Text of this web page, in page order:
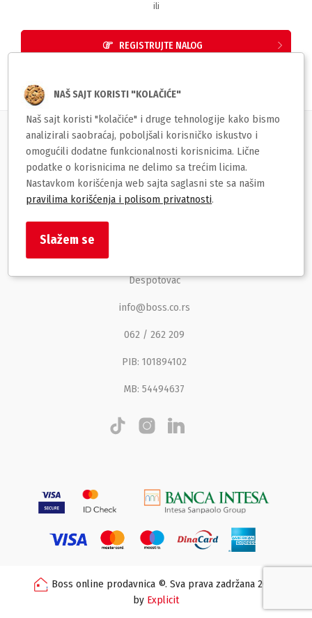
ili
REGISTRUJTE NALOG
Korisnički servis
Brzi linkovi
Despotovac
info@boss.co.rs
062 / 262 209
PIB: 101894102
MB: 54494637
Boss online prodavnica ©. Sva prava zadržana 2026
by Explicit
NAŠ SAJT KORISTI "KOLAČIĆE"
Naš sajt koristi "kolačiće" i druge tehnologije kako bismo
analizirali saobraćaj, poboljšali korisničko iskustvo i
omogućili dodatne funkcionalnosti korisnicima. Lične
podatke o korisnicima ne delimo sa trećim licima.
Nastavkom korišćenja web sajta saglasni ste sa našim
pravilima korišćenja i polisom privatnosti.
Slažem se